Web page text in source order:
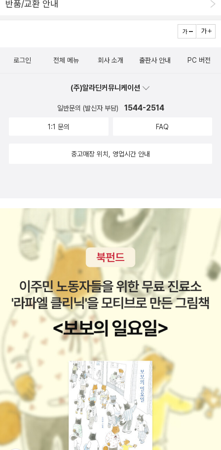
반품/교환 안내
로그인 전체 메뉴 회사 소개 출판사 안내 PC 버전
(주)알라딘커뮤니케이션
일반문의 (발신자 부담) 1544-2514
1:1 문의 FAQ
중고매장 위치, 영업시간 안내